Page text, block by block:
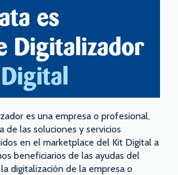
es una empresa o profesional,
de las soluciones y servicios
en el marketplace del Kit Digital a
beneficiarios de las ayudas del
digitalización de la empresa o